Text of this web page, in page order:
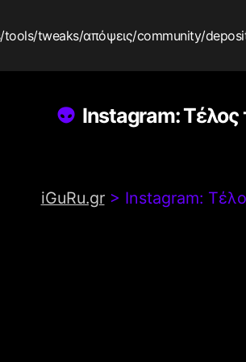
/tools/tweaks/απόψεις/community/
Instagram: Τέλος
iGuRu.gr> Instagram: